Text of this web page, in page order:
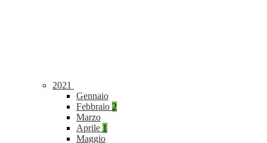
2021
Gennaio
Febbraio 2
Marzo
Aprile 1
Maggio